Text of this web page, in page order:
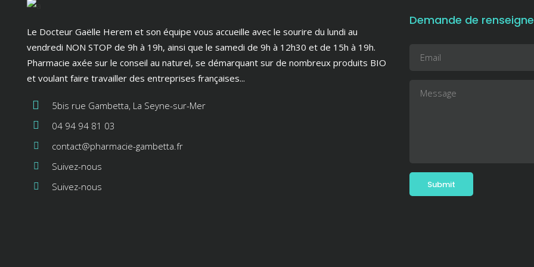
Le Docteur Gaëlle Herem et son équipe vous accueille avec le sourire du lundi au
vendredi NON STOP de 9h à 19h, ainsi que le samedi de 9h à 12h30 et de 15h à 19h.
Pharmacie axée sur le conseil au naturel, se démarquant sur de nombreux produits BIO
et voulant faire travailler des entreprises françaises...
5bis rue Gambetta, La Seyne-sur-Mer
04 94 94 81 03
contact@pharmacie-gambetta.fr
Suivez-nous
Suivez-nous
Demande de